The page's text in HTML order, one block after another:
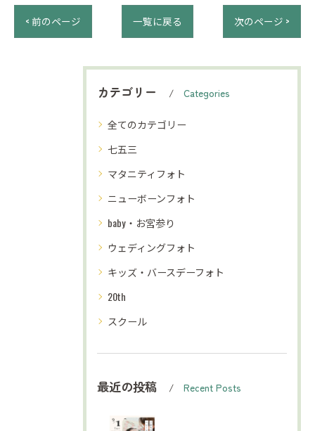
< 前のページ 一覧に戻る 次のページ >
カテゴリー Categories
全てのカテゴリー
七五三
マタニティフォト
ニューボーンフォト
baby・お宮参り
ウェディングフォト
キッズ・バースデーフォト
20th
スクール
最近の投稿 Recent Posts